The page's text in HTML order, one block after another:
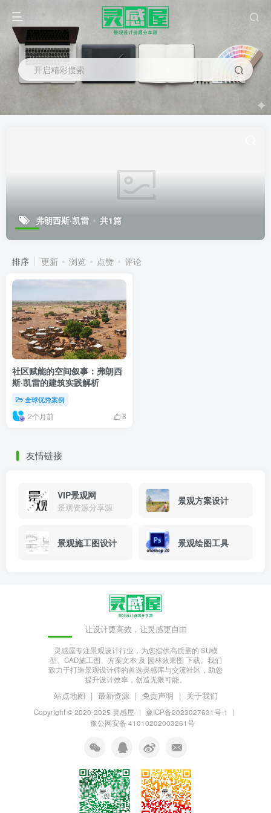
开启精彩搜索
弗朗西斯·凯雷 共1篇
排序 更新 浏览 点赞 评论
社区赋能的空间叙事：弗朗西
斯·凯雷的建筑实践解析
全球优秀案例
2个月前 8
友情链接
VIP景观网
景观资源分享源
景观方案设计
景观施工图设计 景观绘图工具
让设计更高效，让灵感更自由
灵感屋专注景观设计行业，为您提供高质量的 SU模
型、CAD施工图、方案文本 及 园林效果图 下载。我们
致力于打造景观设计师的首选灵感库与交流社区，助您
提升设计效率，创造无限可能。
站点地图 | 最新资源 | 免责声明 | 关于我们
Copyright © 2020-2025 灵感屋 | 豫ICP备2023027631号-1
|
豫公网安备 41010202003261号